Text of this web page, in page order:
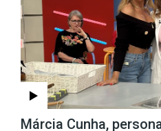
Márcia Cunha,